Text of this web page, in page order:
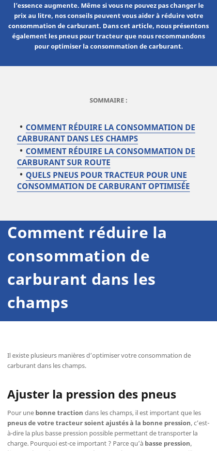
l’essence augmente. Même si vous ne pouvez pas changer le
prix au litre, nos conseils peuvent vous aider à réduire votre
consommation de carburant. Dans cet article, nous présentons
également les pneus pour tracteur que nous recommandons
pour optimiser la consommation de carburant.
SOMMAIRE :
COMMENT RÉDUIRE LA CONSOMMATION DE
CARBURANT DANS LES CHAMPS
COMMENT RÉDUIRE LA CONSOMMATION DE
CARBURANT SUR ROUTE
QUELS PNEUS POUR TRACTEUR POUR UNE
CONSOMMATION DE CARBURANT OPTIMISÉE
Comment réduire la
consommation de
carburant dans les
champs
Il existe plusieurs manières d’optimiser votre consommation de
carburant dans les champs.
Ajuster la pression des pneus
Pour une bonne traction dans les champs, il est important que les
pneus de votre tracteur soient ajustés à la bonne pression, c’est-
à-dire la plus basse pression possible permettant de transporter la
charge. Pourquoi est-ce important ? Parce qu’à basse pression,